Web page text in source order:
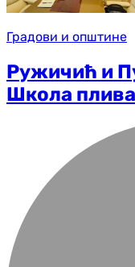
Градови и општине
Ружичић и
Школа